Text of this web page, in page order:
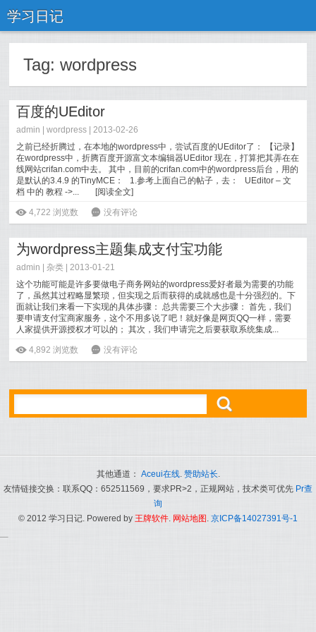
学习日记
Tag:wordpress
百度的UEditor
admin |wordpress | 2013-02-26
之前已经折腾过，在本地的wordpress中，尝试百度的UEditor了： 【记录】
在wordpress中，折腾百度开源富文本编辑器UEditor 现在，打算把其弄在在
线网站crifan.com中去。 其中，目前的crifan.com中的wordpress后台，用的
是默认的3.4.9 的TinyMCE： 1.参考上面自己的帖子，去： UEditor – 文
档 中的 教程 ->...
[阅读全文]
ė 4,722 浏览数 6 没有评论
为wordpress主题集成支付宝功能
admin | 杂类 | 2013-01-21
这个功能可能是许多要做电子商务网站的wordpress爱好者最为需要的功能
了，虽然其过程略显繁琐，但实现之后而获得的成就感也是十分强烈的。下
面就让我们来看一下实现的具体步骤： 总共需要三个大步骤： 首先，我们
要申请支付宝商家服务，这个不用多说了吧！就好像是网页QQ一样，需要
人家提供开源授权才可以的； 其次，我们申请完之后要获取系统集成...
ė 4,892 浏览数 6 没有评论
ő
其他通道： Aceui在线. 赞助站长.
友情链接交换：联系QQ：652511569，要求PR>2，正规网站，技术类可优先 Pr查
询
© 2012 学习日记. Powered by 王牌软件. 网站地图 . 京ICP备14027391号-1